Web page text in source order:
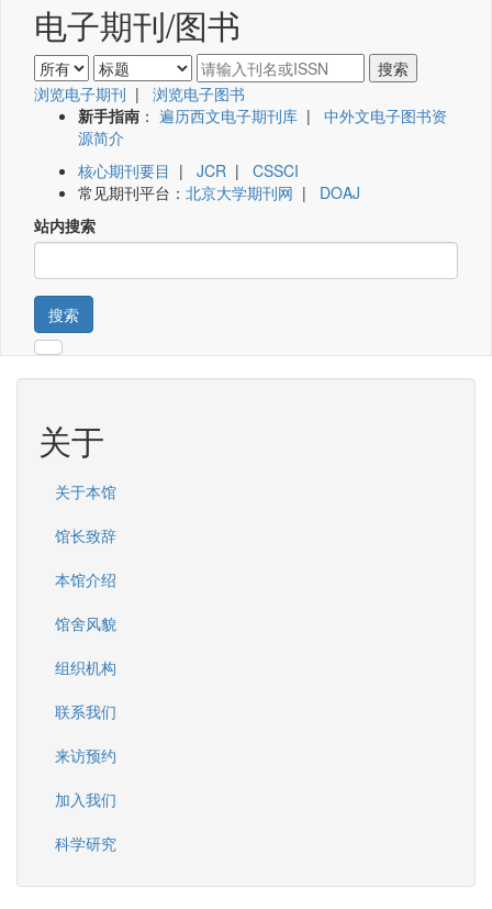
电子期刊/图书
浏览电子期刊 | 浏览电子图书
新手指南 ： 遍历西文电子期刊库 | 中外文电子图书资
源简介
核心期刊要目 | JCR | CSSCI
常见期刊平台： 北京大学期刊网 | DOAJ
站内搜索
搜索
关于
关于本馆
馆长致辞
本馆介绍
馆舍风貌
组织机构
联系我们
来访预约
加入我们
科学研究